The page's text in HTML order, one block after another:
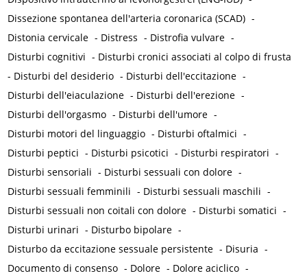
Dissezione spontanea dell'arteria coronarica (SCAD) -
Distonia cervicale - Distress - Distrofia vulvare -
Disturbi cognitivi - Disturbi cronici associati al colpo di frusta
- Disturbi del desiderio - Disturbi dell'eccitazione -
Disturbi dell'eiaculazione - Disturbi dell'erezione -
Disturbi dell'orgasmo - Disturbi dell'umore -
Disturbi motori del linguaggio - Disturbi oftalmici -
Disturbi peptici - Disturbi psicotici - Disturbi respiratori -
Disturbi sensoriali - Disturbi sessuali con dolore -
Disturbi sessuali femminili - Disturbi sessuali maschili -
Disturbi sessuali non coitali con dolore - Disturbi somatici -
Disturbi urinari - Disturbo bipolare -
Disturbo da eccitazione sessuale persistente - Disuria -
Documento di consenso - Dolore - Dolore aciclico -